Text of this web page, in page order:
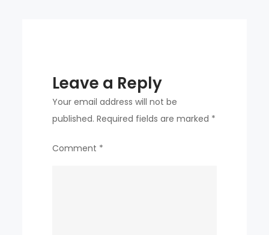
디
지
털
융
Leave a Reply
Your email address will not be
published. Required fields are marked *
Comment *